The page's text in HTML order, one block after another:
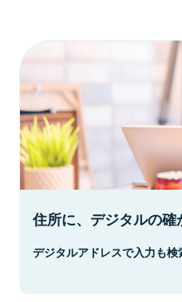
住所に、デジタルの確
デジタルアドレスで入力も検